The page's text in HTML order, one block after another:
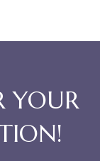
YOUR